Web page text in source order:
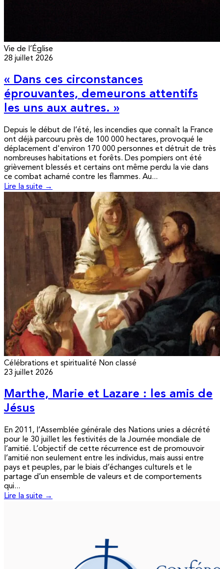
Vie de l’Église
28 juillet 2026
« Dans ces circonstances
éprouvantes, demeurons attentifs
les uns aux autres. »
Depuis le début de l’été, les incendies que connaît la France
ont déjà parcouru près de 100 000 hectares, provoqué le
déplacement d'environ 170 000 personnes et détruit de très
nombreuses habitations et forêts. Des pompiers ont été
grièvement blessés et certains ont même perdu la vie dans
ce combat acharné contre les flammes. Au...
Lire la suite →
Célébrations et spiritualité Non classé
23 juillet 2026
Marthe, Marie et Lazare : les amis de
Jésus
En 2011, l’Assemblée générale des Nations unies a décrété
pour le 30 juillet les festivités de la Journée mondiale de
l’amitié. L’objectif de cette récurrence est de promouvoir
l’amitié non seulement entre les individus, mais aussi entre
pays et peuples, par le biais d’échanges culturels et le
partage d’un ensemble de valeurs et de comportements
qui...
Lire la suite →